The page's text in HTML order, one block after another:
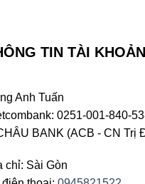
TIN TÀI KHOẢN
Anh Tuấn
0251-001-840-
BANK (ACB - CN Trị
chỉ: Sài Gòn